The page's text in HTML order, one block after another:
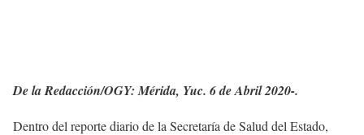
De la Redacción/OGY: Mérida, Yuc. 6 de Abril 2020-.
Dentro del reporte diario de la Secretaría de Salud del Estado,